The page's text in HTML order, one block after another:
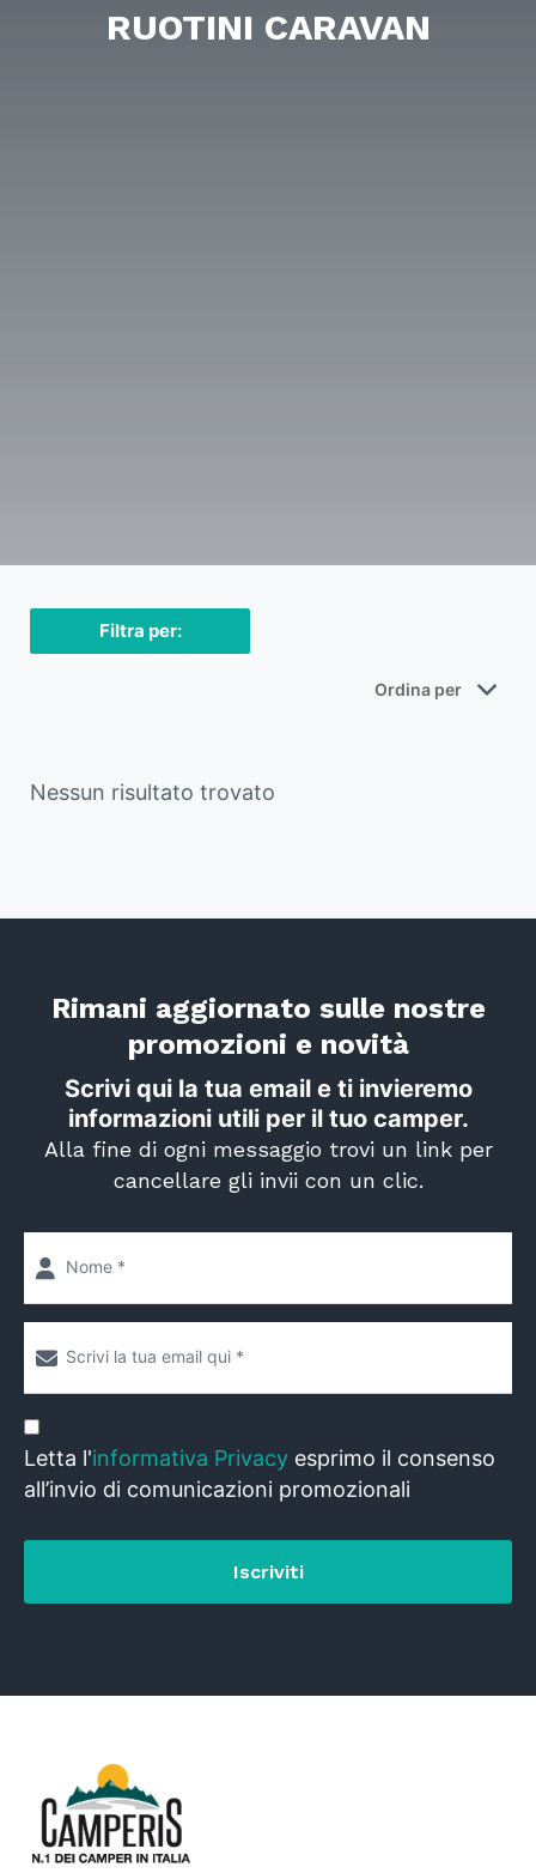
RUOTINI CARAVAN
Filtra per:
Nessun risultato trovato
Rimani aggiornato sulle nostre
promozioni e novità
Scrivi qui la tua email e ti invieremo
informazioni utili per il tuo camper.
Alla fine di ogni messaggio trovi un link per
cancellare gli invii con un clic.
Letta l'informativa Privacy esprimo il consenso
all’invio di comunicazioni promozionali
Iscriviti